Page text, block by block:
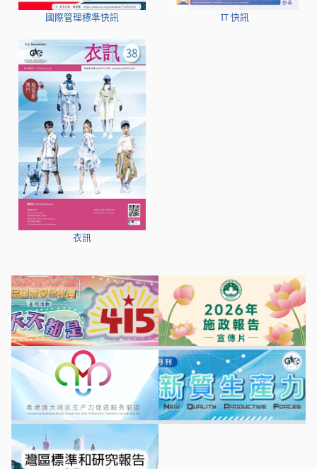
國際管理標準快訊 IT 快訊
衣訊